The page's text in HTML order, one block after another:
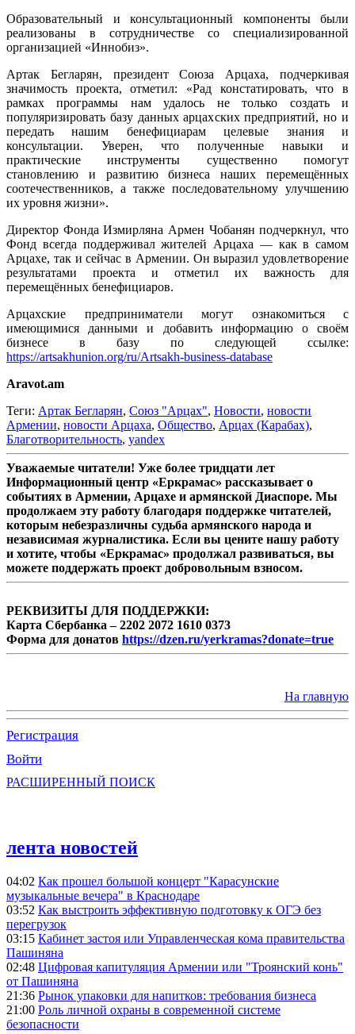
Образовательный и консультационный компоненты были
реализованы в сотрудничестве со специализированной
организацией «Иннобиз».
Артак Бегларян, президент Союза Арцаха, подчеркивая
значимость проекта, отметил: «Рад констатировать, что в
рамках программы нам удалось не только создать и
популяризировать базу данных арцахских предприятий, но и
передать нашим бенефициарам целевые знания и
консультации. Уверен, что полученные навыки и
практические инструменты существенно помогут
становлению и развитию бизнеса наших перемещённых
соотечественников, а также последовательному улучшению
их уровня жизни».
Директор Фонда Измирляна Армен Чобанян подчеркнул, что
Фонд всегда поддерживал жителей Арцаха — как в самом
Арцахе, так и сейчас в Армении. Он выразил удовлетворение
результатами проекта и отметил их важность для
перемещённых бенефициаров.
Арцахские предприниматели могут ознакомиться с
имеющимися данными и добавить информацию о своём
бизнесе в базу по следующей ссылке:
https://artsakhunion.org/ru/Artsakh-business-database
Aravot.am
Теги: Артак Бегларян, Союз "Арцах", Новости, новости
Армении, новости Арцаха, Общество, Арцах (Карабах),
Благотворительность, yandex
Уважаемые читатели! Уже более тридцати лет
Информационный центр «Еркрамас» рассказывает о
событиях в Армении, Арцахе и армянской Диаспоре. Мы
продолжаем эту работу благодаря поддержке читателей,
которым небезразличны судьба армянского народа и
независимая журналистика. Если вы цените нашу работу
и хотите, чтобы «Еркрамас» продолжал развиваться, вы
можете поддержать проект добровольным взносом.
РЕКВИЗИТЫ ДЛЯ ПОДДЕРЖКИ:
Карта Сбербанка – 2202 2072 1610 0373
Форма для донатов https://dzen.ru/yerkramas?donate=true
На главную
Регистрация
Войти
РАСШИРЕННЫЙ ПОИСК
лента новостей
04:02 Как прошел большой концерт "Карасунские
музыкальные вечера" в Краснодаре
03:52 Как выстроить эффективную подготовку к ОГЭ без
перегрузок
03:15 Кабинет застоя или Управленческая кома правительства
Пашиняна
02:48 Цифровая капитуляция Армении или "Троянский конь"
от Пашиняна
21:36 Рынок упаковки для напитков: требования бизнеса
21:00 Роль личной охраны в современной системе
безопасности